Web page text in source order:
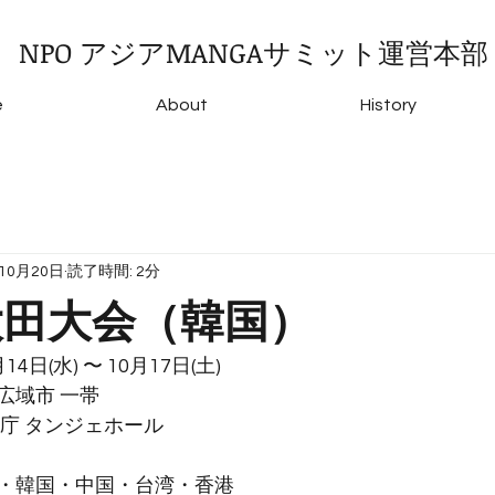
NPO アジアMANGAサミット運営本部
About History
大会（韓国）
月20日 読了時間: 2分
日(水) 〜 10月17日(土)
域市 一帯
タンジェホール
韓国・中国・台湾・香港